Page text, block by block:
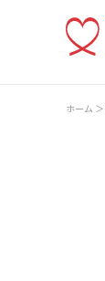
ホーム